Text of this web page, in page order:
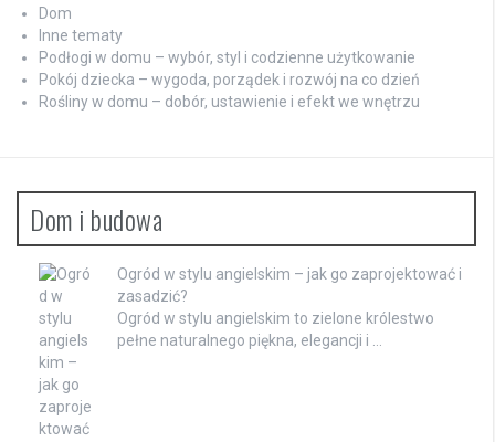
Dom
Inne tematy
Podłogi w domu – wybór, styl i codzienne użytkowanie
Pokój dziecka – wygoda, porządek i rozwój na co dzień
Rośliny w domu – dobór, ustawienie i efekt we wnętrzu
Dom i budowa
Ogród w stylu angielskim – jak go zaprojektować i
zasadzić?
Ogród w stylu angielskim to zielone królestwo
pełne naturalnego piękna, elegancji i …